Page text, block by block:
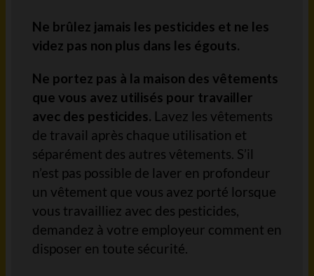
Ne brûlez jamais les pesticides et ne les
videz pas non plus dans les égouts.
Ne portez pas à la maison des vêtements
que vous avez utilisés pour travailler
avec des pesticides. Lavez les vêtements
de travail après chaque utilisation et
séparément des autres vêtements. S’il
n’est pas possible de laver en profondeur
un vêtement que vous avez porté lorsque
vous travailliez avec des pesticides,
demandez à votre employeur comment en
disposer en toute sécurité.